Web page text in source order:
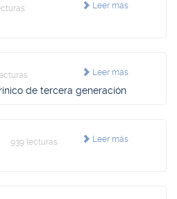
Leer más
Leer más
de tercera generación
Leer más
939 lecturas